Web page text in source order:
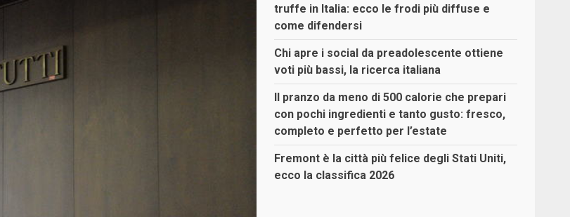
truffe in Italia: ecco le frodi più diffuse e
come difendersi
Chi apre i social da preadolescente ottiene
voti più bassi, la ricerca italiana
Il pranzo da meno di 500 calorie che prepari
con pochi ingredienti e tanto gusto: fresco,
completo e perfetto per l’estate
Fremont è la città più felice degli Stati Uniti,
ecco la classifica 2026